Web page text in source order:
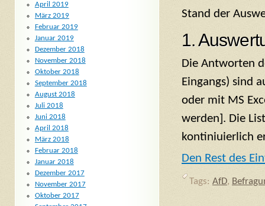
Stand der
1.
Die Antworten
Eingangs) sind
oder mit MS
werden]. Die
kontiniuierlich
Den Rest des
Tags: AfD,
April 2019
März 2019
Februar 2019
Januar 2019
Dezember 2018
November 2018
Oktober 2018
September 2018
August 2018
Juli 2018
Juni 2018
April 2018
März 2018
Februar 2018
Januar 2018
Dezember 2017
November 2017
Oktober 2017